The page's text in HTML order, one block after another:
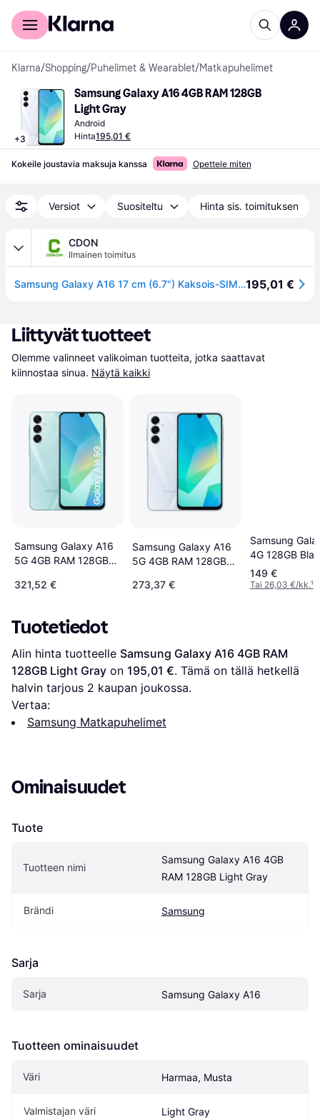
Kuluttajille
Klarna/Shopping/Puhelimet & Wearablet/Matkapuhelimet
+3
Samsung Galaxy A16 4GB RAM 128GB
Light Gray
Android
Hinta195,01 €
Kokeile joustavia maksuja kanssa Opettele miten
Versiot Suositeltu Hinta sis. toimituksen
CDON
Ilmainen toimitus
Samsung Galaxy A16 17 cm (6.7") Kaksois-SIM Android 14 4G USB Type-C 4 GB 128 GB 5000 mAh Harmaa195,01 €
Liittyvät tuotteet
Olemme valinneet valikoiman tuotteita, jotka saattavat
kiinnostaa sinua. Näytä kaikki
Samsung Galaxy A16
5G 4GB RAM 128GB
321,52 €
Samsung Galaxy A16
5G 4GB RAM 128GB
273,37 €
Samsung
4G 128GB
149 €
Tai 26,03 €/kk.¹
Tuotetiedot
Alin hinta tuotteelle Samsung Galaxy A16 4GB RAM
128GB Light Gray on 195,01 €. Tämä on tällä hetkellä
halvin tarjous 2 kaupan joukossa.
Vertaa:
Samsung Matkapuhelimet
Ominaisuudet
Tuote
Tuotteen nimi
Samsung Galaxy A16 4GB
RAM 128GB Light Gray
Brändi Samsung
Sarja
Sarja Samsung Galaxy A16
Tuotteen ominaisuudet
Väri Harmaa, Musta
Valmistajan väri Light Gray